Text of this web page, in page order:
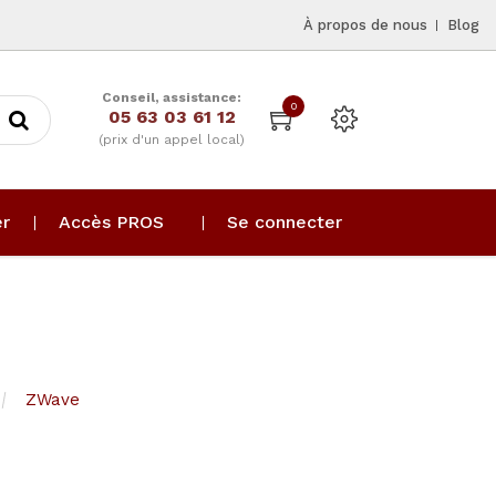
À propos de nous Blog
Conseil, assistance:
05 63 03 61 12
(prix d'un appel local)
0
Accès PROS Se connecter
ZWave